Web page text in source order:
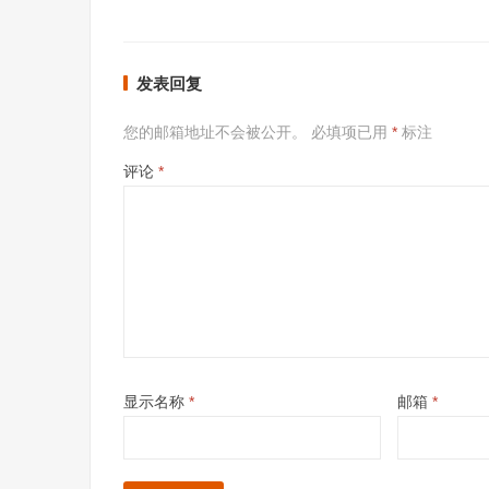
发表回复
您的邮箱地址不会被公开。 必填项已用 * 标注
评论 *
显示名称 * 邮箱 *